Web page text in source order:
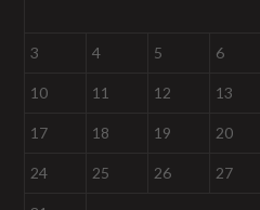
3 4 5 6
10 11 12 13
17 18 19 20
24 25 26 27